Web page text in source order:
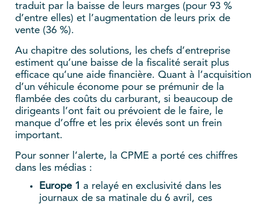
traduit par la baisse de leurs marges (pour 93 %
d’entre elles) et l’augmentation de leurs prix de
vente (36 %).
Au chapitre des solutions, les chefs d’entreprise
estiment qu’une baisse de la fiscalité serait plus
efficace qu’une aide financière. Quant à l’acquisition
d’un véhicule économe pour se prémunir de la
flambée des coûts du carburant, si beaucoup de
dirigeants l’ont fait ou prévoient de le faire, le
manque d’offre et les prix élevés sont un frein
important.
Pour sonner l’alerte, la CPME a porté ces chiffres
dans les médias :
Europe 1 a relayé en exclusivité dans les
journaux de sa matinale du 6 avril, ces